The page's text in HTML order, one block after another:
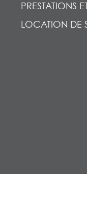
PRESTATIONS
LOCATION DE